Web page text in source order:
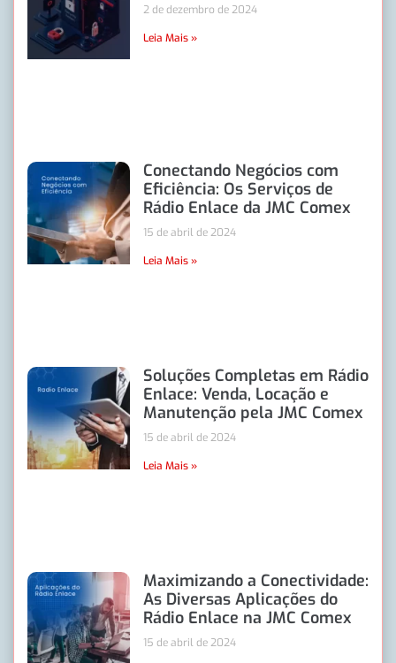
2 de dezembro de 2024
Leia Mais »
Conectando Negócios com
Eficiência: Os Serviços de
Rádio Enlace da JMC Comex
15 de abril de 2024
Leia Mais »
Soluções Completas em Rádio
Enlace: Venda, Locação e
Manutenção pela JMC Comex
15 de abril de 2024
Leia Mais »
Maximizando a Conectividade:
As Diversas Aplicações do
Rádio Enlace na JMC Comex
15 de abril de 2024